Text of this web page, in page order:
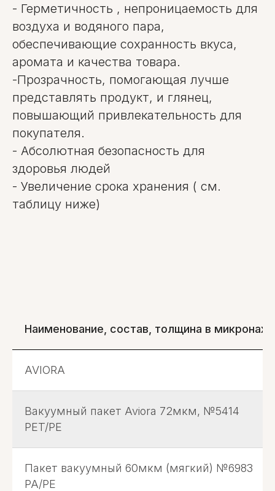
- Герметичность , непроницаемость для
воздуха и водяного пара,
обеспечивающие сохранность вкуса,
аромата и качества товара.
-Прозрачность, помогающая лучше
представлять продукт, и глянец,
повышающий привлекательность для
покупателя.
- Абсолютная безопасность для
здоровья людей
- Увеличение срока хранения ( см.
таблицу ниже)
Наименование, состав, толщина в микронах
AVIORA
Вакуумный пакет Aviora 72мкм, №5414
PET/PE
Пакет вакуумный 60мкм (мягкий) №6983
PA/PE